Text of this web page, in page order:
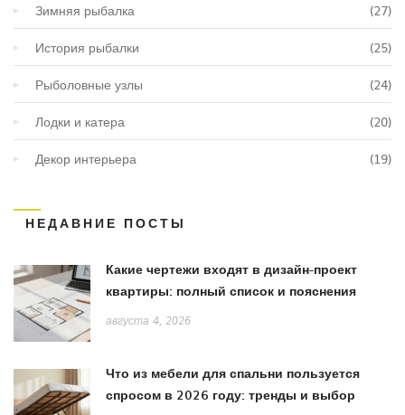
Зимняя рыбалка (27)
История рыбалки (25)
Рыболовные узлы (24)
Лодки и катера (20)
Декор интерьера (19)
НЕДАВНИЕ ПОСТЫ
Какие чертежи входят в дизайн-проект
квартиры: полный список и пояснения
августа 4, 2026
Что из мебели для спальни пользуется
спросом в 2026 году: тренды и выбор